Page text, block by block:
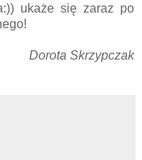
ukaże się zaraz po
Dorota Skrzypczak